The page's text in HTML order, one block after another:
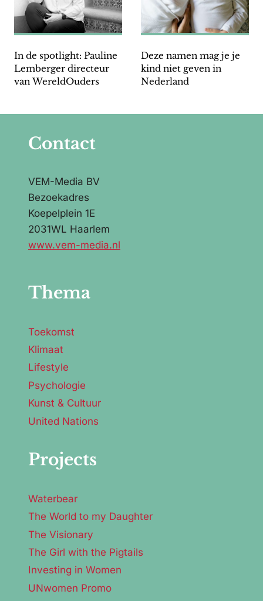
In de spotlight: Pauline
Lemberger directeur
van WereldOuders
Deze namen mag je je
kind niet geven in
Nederland
Contact
VEM-Media BV
Bezoekadres
Koepelplein 1E
2031WL Haarlem
www.vem-media.nl
Thema
Toekomst
Klimaat
Lifestyle
Psychologie
Kunst & Cultuur
United Nations
Projects
Waterbear
The World to my Daughter
The Visionary
The Girl with the Pigtails
Investing in Women
UNwomen Promo